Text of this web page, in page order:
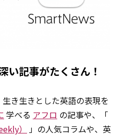
い記事がたくさん！
き生きとした英語の表現を
学べる アフロ の記事や、「
）
」の人気コラムや、英